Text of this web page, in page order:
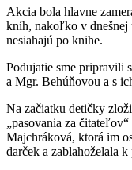
Akcia bola hlavne
kníh, nakoľko v dnešnej
nesiahajú po knihe.
Podujatie sme pripravili
a Mgr. Behúňovou a s
Na začiatku detičky
„pasovania za
Majchráková, ktorá im
darček a zablahoželala